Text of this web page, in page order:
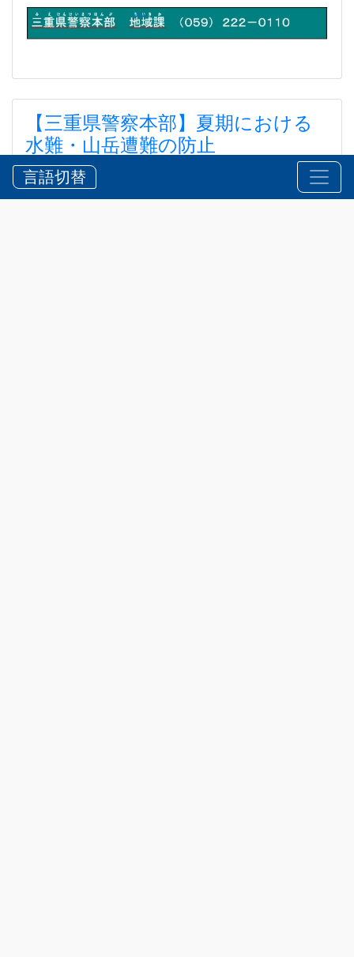
【三重県警察本部】夏期における
水難・山岳遭難の防止
【三重県警察本部】夏期における水難・山岳遭難の防
止
言語切替